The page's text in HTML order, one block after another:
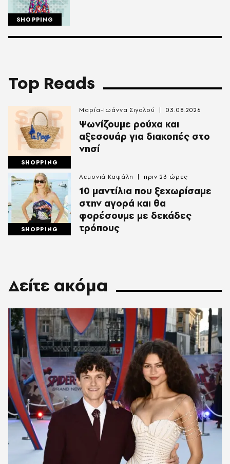
SHOPPING
Top Reads
SHOPPING
Ψωνίζουμε ρούχα και
αξεσουάρ για διακοπές στο
νησί
Μαρία-Ιωάννα Σιγαλού 03.08.2026
SHOPPING
10 μαντίλια που ξεχωρίσαμε
στην αγορά και θα
φορέσουμε με δεκάδες
τρόπους
Λεμονιά Καψάλη πριν 23 ώρες
Δείτε ακόμα